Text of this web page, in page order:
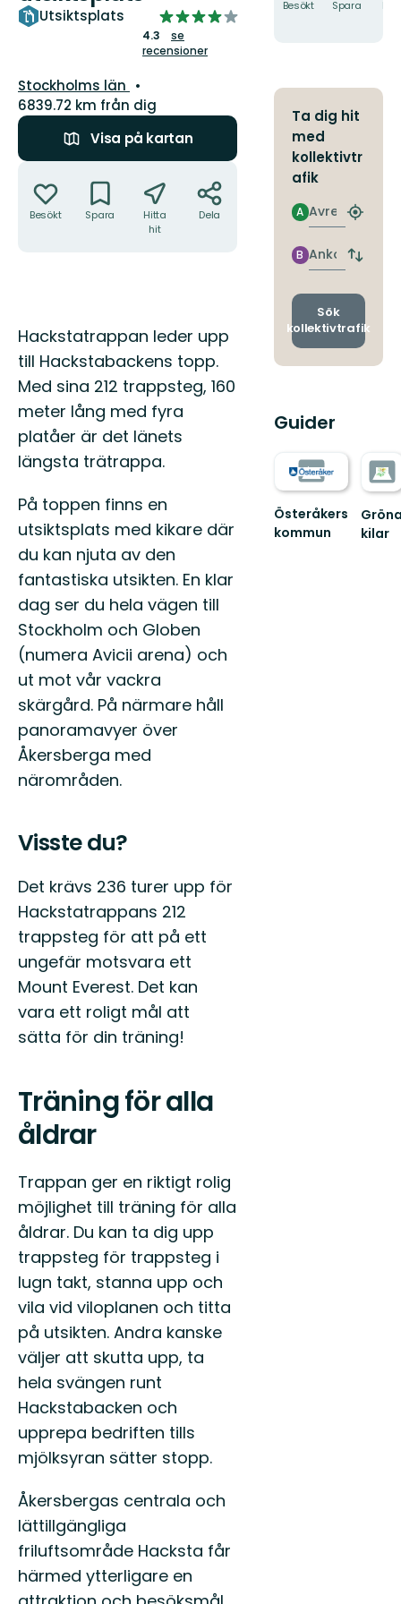
Utsiktsplats
4.2624777183600715
av
5
4.3
se
recensioner
Län:
Stockholms län
6839.72 km från dig
Visa på kartan
Besökt Spara
Hitta
hit
Dela
Beskrivning
Hackstatrappan leder upp
till Hackstabackens topp.
Med sina 212 trappsteg, 160
meter lång med fyra
platåer är det länets
längsta trätrappa.
På toppen finns en
utsiktsplats med kikare där
du kan njuta av den
fantastiska utsikten. En klar
dag ser du hela vägen till
Stockholm och Globen
(numera Avicii arena) och
ut mot vår vackra
skärgård. På närmare håll
panoramavyer över
Åkersberga med
närområden.
Visste du?
Det krävs 236 turer upp för
Hackstatrappans 212
trappsteg för att på ett
ungefär motsvara ett
Mount Everest. Det kan
vara ett roligt mål att
sätta för din träning!
Träning för alla
åldrar
Trappan ger en riktigt rolig
möjlighet till träning för alla
åldrar. Du kan ta dig upp
trappsteg för trappsteg i
lugn takt, stanna upp och
vila vid viloplanen och titta
på utsikten. Andra kanske
väljer att skutta upp, ta
hela svängen runt
Hackstabacken och
upprepa bedriften tills
mjölksyran sätter stopp.
Åkersbergas centrala och
lättillgängliga
friluftsområde Hacksta får
härmed ytterligare en
Besökt Spara
Ta dig hit
med
kollektivtr
afik
Avresa
A
Hitta
Ankomst
B
Byt
och
Sök
kollektivtrafik
Guider
Österåkers
kommun
kilar